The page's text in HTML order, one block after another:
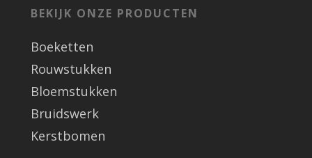
BEKIJK ONZE PRODUCTEN
Boeketten
Rouwstukken
Bloemstukken
Bruidswerk
Kerstbomen